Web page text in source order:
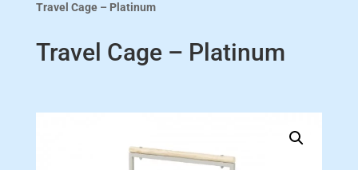
Travel Cage – Platinum
Travel Cage – Platinum